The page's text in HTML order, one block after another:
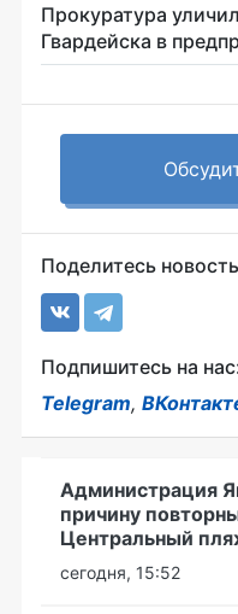
Прокуратура
Гвардейска в
Поделитесь
Подпишитесь на
Telegram,
Администрация
причину
Центральный
сегодня, 15:52